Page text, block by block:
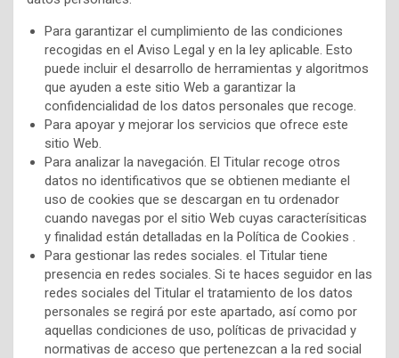
Para garantizar el cumplimiento de las condiciones
recogidas en el Aviso Legal y en la ley aplicable. Esto
puede incluir el desarrollo de herramientas y algoritmos
que ayuden a este sitio Web a garantizar la
confidencialidad de los datos personales que recoge.
Para apoyar y mejorar los servicios que ofrece este
sitio Web.
Para analizar la navegación. El Titular recoge otros
datos no identificativos que se obtienen mediante el
uso de cookies que se descargan en tu ordenador
cuando navegas por el sitio Web cuyas caracterísiticas
y finalidad están detalladas en la Política de Cookies .
Para gestionar las redes sociales. el Titular tiene
presencia en redes sociales. Si te haces seguidor en las
redes sociales del Titular el tratamiento de los datos
personales se regirá por este apartado, así como por
aquellas condiciones de uso, políticas de privacidad y
normativas de acceso que pertenezcan a la red social